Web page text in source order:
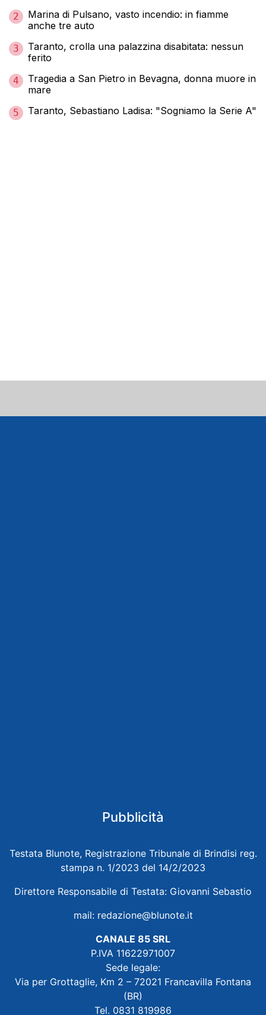
2
Marina di Pulsano, vasto incendio: in fiamme
anche tre auto
3
Taranto, crolla una palazzina disabitata: nessun
ferito
4
Tragedia a San Pietro in Bevagna, donna muore in
mare
5 Taranto, Sebastiano Ladisa: "Sogniamo la Serie A"
Pubblicità
Testata Blunote, Registrazione Tribunale di Brindisi reg.
stampa n. 1/2023 del 14/2/2023
Direttore Responsabile di Testata: Giovanni Sebastio
mail: redazione@blunote.it
CANALE 85 SRL
P.IVA 11622971007
Sede legale:
Via per Grottaglie, Km 2 – 72021 Francavilla Fontana
(BR)
Tel. 0831 819986